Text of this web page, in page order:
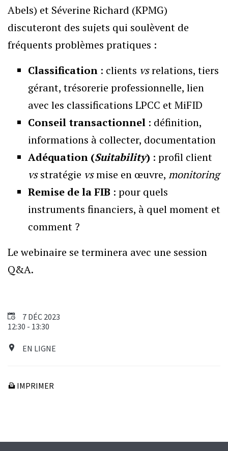
7 DÉC 2023
12:30 - 13:30
EN LIGNE
IMPRIMER
Abels) et Séverine Richard (KPMG)
discuteront des sujets qui soulèvent de
fréquents problèmes pratiques :
Classification : clients vsrelations, tiers
gérant, trésorerie professionnelle, lien
avec les classifications LPCC et MiFID
Conseil transactionnel : définition,
informations à collecter, documentation
Adéquation (Suitability) : profil client
vsstratégie vsmise en œuvre, monitoring
Remise de la FIB : pour quels
instruments financiers, à quel moment et
comment ?
Le webinaire se terminera avec une session
Q&A.